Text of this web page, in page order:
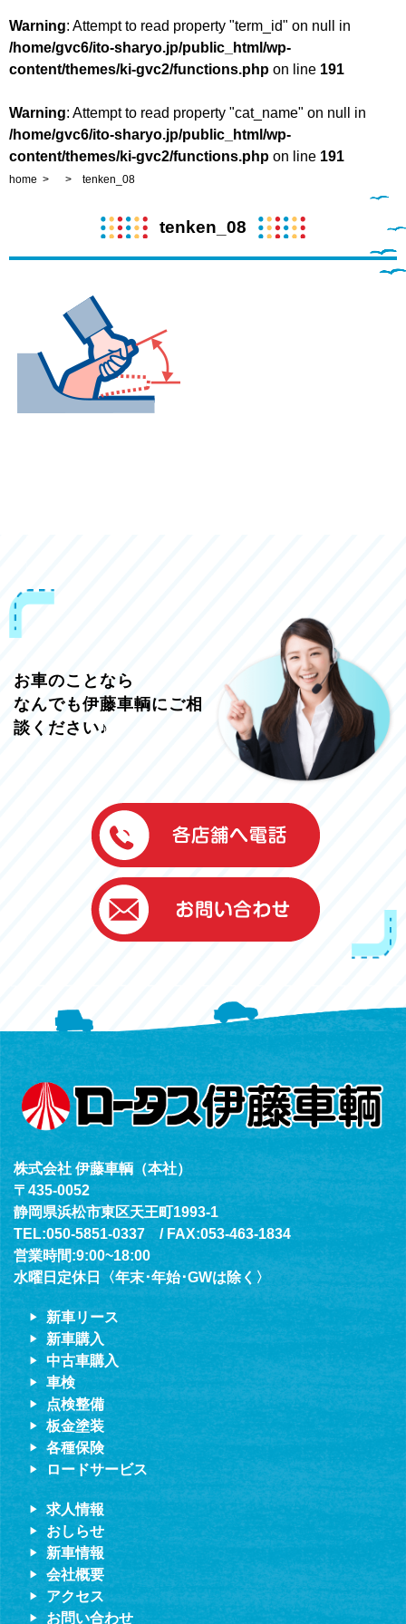
Warning: Attempt to read property "term_id" on null in
/home/gvc6/ito-sharyo.jp/public_html/wp-
content/themes/ki-gvc2/functions.php on line 191
Warning: Attempt to read property "cat_name" on null in
/home/gvc6/ito-sharyo.jp/public_html/wp-
content/themes/ki-gvc2/functions.php on line 191
home tenken_08
tenken_08
お車のことなら
なんでも伊藤車輌にご相
談ください♪
伊藤車輌（本社）
050-5851-0337
グッドワン浜松
050-5851-0338
浜北店
050-5851-0339
（年中無休24h対応）
株式会社 伊藤車輌（本社）
〒435-0052
静岡県浜松市東区天王町1993-1
TEL:050-5851-0337 / FAX:053-463-1834
営業時間:9:00~18:00
水曜日定休日〈年末･年始･GWは除く〉
新車リース
新車購入
中古車購入
車検
点検整備
板金塗装
各種保険
ロードサービス
求人情報
おしらせ
新車情報
会社概要
アクセス
お問い合わせ